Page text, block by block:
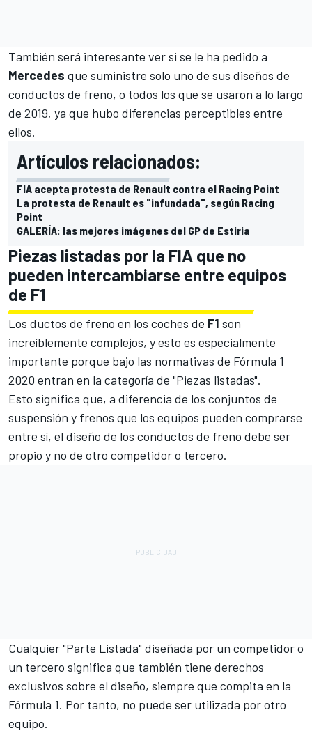
También será interesante ver si se le ha pedido a
Mercedes que suministre solo uno de sus diseños de
conductos de freno, o todos los que se usaron a lo largo
de 2019, ya que hubo diferencias perceptibles entre
ellos.
Artículos relacionados:
FIA acepta protesta de Renault contra el Racing Point
La protesta de Renault es "infundada", según Racing
Point
GALERÍA: las mejores imágenes del GP de Estiria
Piezas listadas por la FIA que no
pueden intercambiarse entre equipos
de F1
Los ductos de freno en los coches de F1 son
increíblemente complejos, y esto es especialmente
importante porque bajo las normativas de Fórmula 1
2020 entran en la categoría de "Piezas listadas".
Esto significa que, a diferencia de los conjuntos de
suspensión y frenos que los equipos pueden comprarse
entre sí, el diseño de los conductos de freno debe ser
propio y no de otro competidor o tercero.
Cualquier "Parte Listada" diseñada por un competidor o
un tercero significa que también tiene derechos
exclusivos sobre el diseño, siempre que compita en la
Fórmula 1. Por tanto, no puede ser utilizada por otro
equipo.